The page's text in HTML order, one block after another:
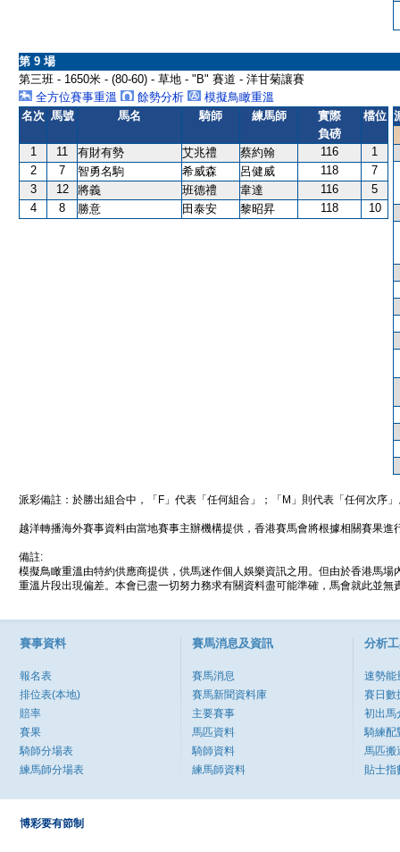
第 9 場
第三班 - 1650米 - (80-60) - 草地 - "B" 賽道 - 洋甘菊讓賽
全方位賽事重溫
餘勢分析
模擬鳥瞰重溫
名次 馬號 馬名 騎師 練馬師
實際
負磅
檔位
1 11 有財有勢 艾兆禮 蔡約翰 116
1
2
7 智勇名駒 希威森 呂健威 118
7
3
12 將義 班德禮 韋達 116
5
4
8 勝意 田泰安 黎昭昇 118 10
派彩備註：於勝出組合中，「F」代表「任何組合」；「M」則代表「任何次序
越洋轉播海外賽事資料由當地賽事主辦機構提供，香港賽馬會將根據相關賽果進
備註:
模擬鳥瞰重溫由特約供應商提供，供馬迷作個人娛樂資訊之用。但由於香港馬
重溫片段出現偏差。本會已盡一切努力務求有關資料盡可能準確，馬會就此並
賽事資料
報名表
排位表(本地)
賠率
賽果
騎師分場表
練馬師分場表
賽馬消息及資訊
賽馬消息
賽馬新聞資料庫
主要賽事
馬匹資料
騎師資料
練馬師資料
分析
速勢能
賽日數
初出馬
騎練配
馬匹搬
貼士指
博彩要有節制